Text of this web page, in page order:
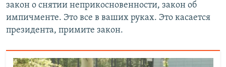
закон о снятии неприкосновенности, закон об
импичменте. Это все в ваших руках. Это касается
президента, примите закон.